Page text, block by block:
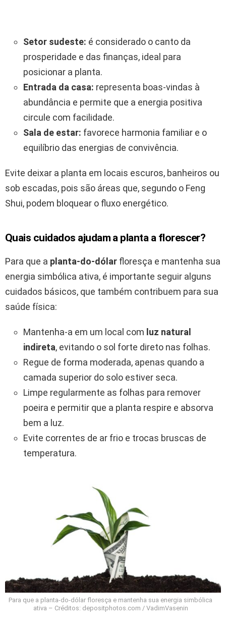
Setor sudeste: é considerado o canto da
prosperidade e das finanças, ideal para
posicionar a planta.
Entrada da casa: representa boas-vindas à
abundância e permite que a energia positiva
circule com facilidade.
Sala de estar: favorece harmonia familiar e o
equilíbrio das energias de convivência.
Evite deixar a planta em locais escuros, banheiros ou
sob escadas, pois são áreas que, segundo o Feng
Shui, podem bloquear o fluxo energético.
Quais cuidados ajudam a planta a florescer?
Para que a planta-do-dólar floresça e mantenha sua
energia simbólica ativa, é importante seguir alguns
cuidados básicos, que também contribuem para sua
saúde física:
Mantenha-a em um local com luz natural
indireta, evitando o sol forte direto nas folhas.
Regue de forma moderada, apenas quando a
camada superior do solo estiver seca.
Limpe regularmente as folhas para remover
poeira e permitir que a planta respire e absorva
bem a luz.
Evite correntes de ar frio e trocas bruscas de
temperatura.
Para que a planta-do-dólar floresça e mantenha sua energia simbólica
ativa – Créditos: depositphotos.com / VadimVasenin